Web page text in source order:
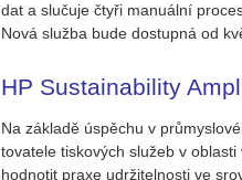
dat a slu­ču­je čtyři ma­nu­ál­ní
Nová služ­ba bude do­stup­ná od
HP Sustainability
Na zá­kla­dě úspě­chu v
to­va­te­le tis­ko­vých slu­žeb v
hod­no­tit praxe udr­ži­tel­nos­ti ve